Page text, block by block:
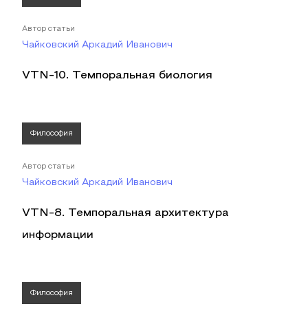
Автор статьи
Чайковский Аркадий Иванович
VTN-10. Темпоральная биология
Философия
Автор статьи
Чайковский Аркадий Иванович
VTN-8. Темпоральная архитектура
информации
Философия